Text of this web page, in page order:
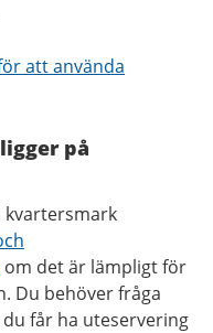
att använda
på
kvartersmark
om det är lämpligt för
Du behöver fråga
får ha uteservering